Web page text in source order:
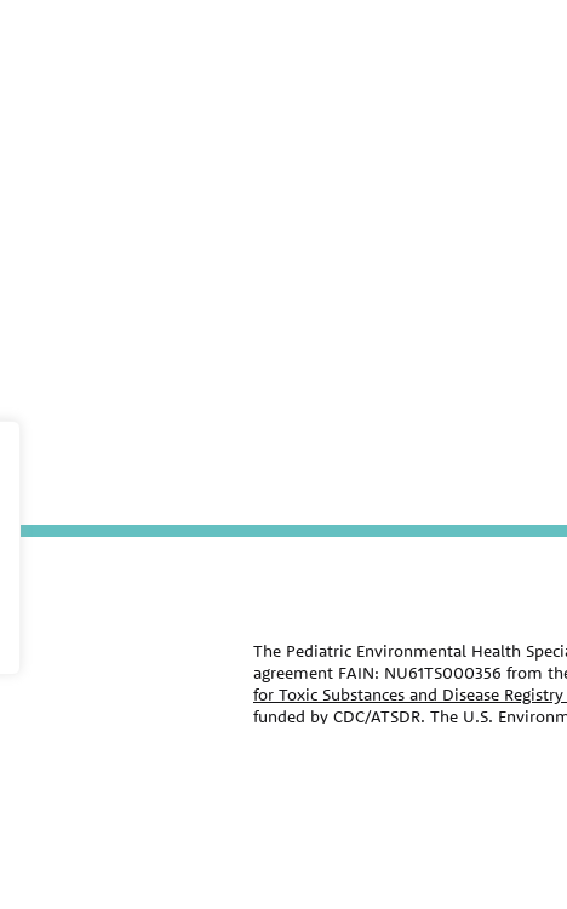
The Pediatric Environmental Health
agreement FAIN: NU61TS000356 from
for Toxic Substances and Disease Registry
funded by CDC/ATSDR. The U.S.